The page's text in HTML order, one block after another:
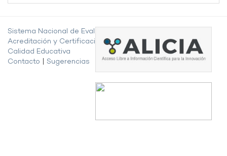
Sistema Nacional de Evaluación,
Acreditación y Certificación de la
Calidad Educativa
Contacto
Sugerencias